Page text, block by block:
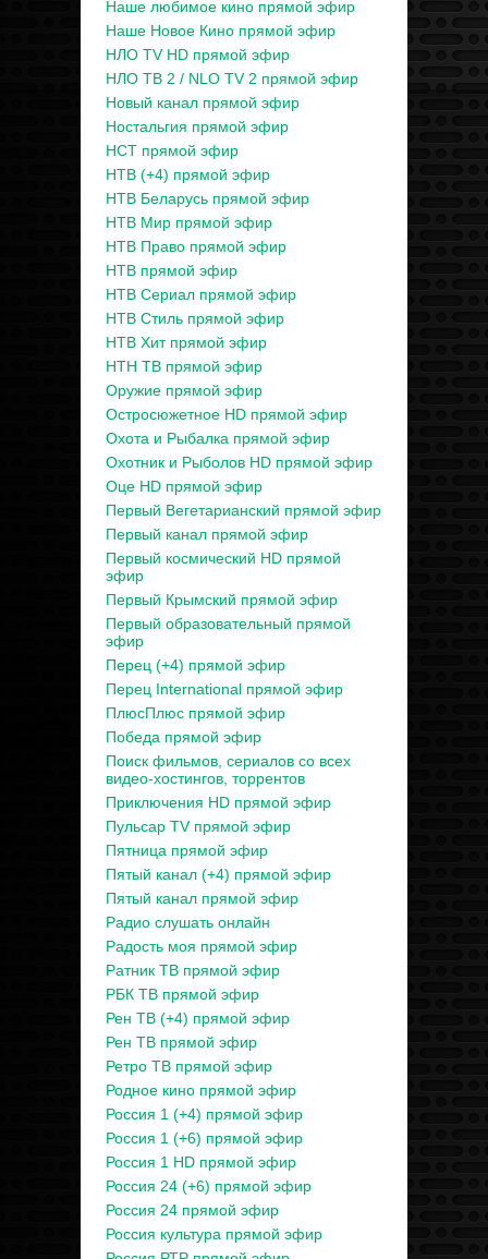
Наше любимое кино прямой эфир
Наше Новое Кино прямой эфир
НЛО TV HD прямой эфир
НЛО ТВ 2 / NLO TV 2 прямой эфир
Новый канал прямой эфир
Ностальгия прямой эфир
НСТ прямой эфир
НТВ (+4) прямой эфир
НТВ Беларусь прямой эфир
НТВ Мир прямой эфир
НТВ Право прямой эфир
НТВ прямой эфир
НТВ Сериал прямой эфир
НТВ Стиль прямой эфир
НТВ Хит прямой эфир
НТН ТВ прямой эфир
Оружие прямой эфир
Остросюжетное HD прямой эфир
Охота и Рыбалка прямой эфир
Охотник и Рыболов HD прямой эфир
Оце HD прямой эфир
Первый Вегетарианский прямой эфир
Первый канал прямой эфир
Первый космический HD прямой
эфир
Первый Крымский прямой эфир
Первый образовательный прямой
эфир
Перец (+4) прямой эфир
Перец International прямой эфир
ПлюсПлюс прямой эфир
Победа прямой эфир
Поиск фильмов, сериалов со всех
видео-хостингов, торрентов
Приключения HD прямой эфир
Пульсар TV прямой эфир
Пятница прямой эфир
Пятый канал (+4) прямой эфир
Пятый канал прямой эфир
Радио слушать онлайн
Радость моя прямой эфир
Ратник ТВ прямой эфир
РБК ТВ прямой эфир
Рен ТВ (+4) прямой эфир
Рен ТВ прямой эфир
Ретро ТВ прямой эфир
Родное кино прямой эфир
Россия 1 (+4) прямой эфир
Россия 1 (+6) прямой эфир
Россия 1 HD прямой эфир
Россия 24 (+6) прямой эфир
Россия 24 прямой эфир
Россия культура прямой эфир